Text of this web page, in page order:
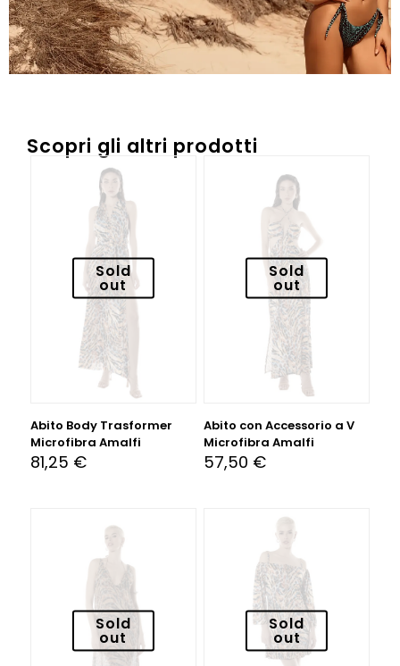
Scopri gli altri prodotti
Sold
out
Abito Body Trasformer
Microfibra Amalfi
81,25 €
Sold
out
Abito con Accessorio a V
Microfibra Amalfi
57,50 €
Sold
out
Sold
out